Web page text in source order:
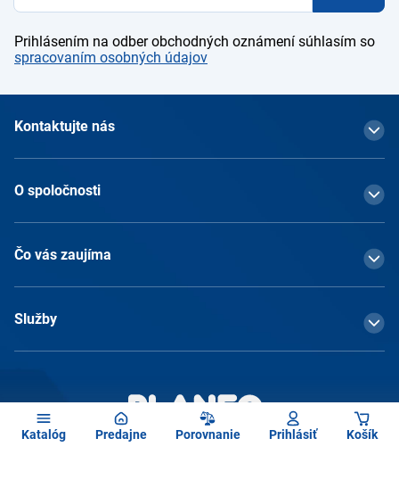
Katalóg Predajne Porovnanie Prihlásiť Košík
Prihlásením na odber obchodných oznámení súhlasím so
spracovaním osobných údajov
Kontaktujte nás
O spoločnosti
Čo vás zaujíma
Služby